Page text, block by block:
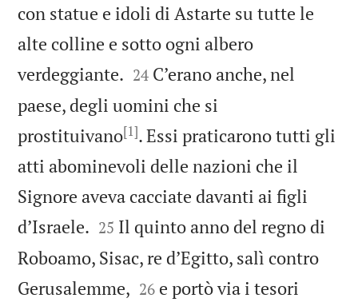
con statue e idoli di Astarte su tutte le
alte colline e sotto ogni albero
verdeggiante. 

24 C’erano anche, nel
paese, degli uomini che si
prostituivano[1]. Essi praticarono tutti gli
atti abominevoli delle nazioni che il
Signore aveva cacciate davanti ai figli
d’Israele. 

25 Il quinto anno del regno di
Roboamo, Sisac, re d’Egitto, salì contro
Gerusalemme, 

26 e portò via i tesori